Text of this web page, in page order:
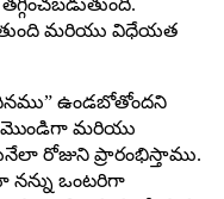
మరియు విధేయత
ఉండబోతోందని
మొండిగా మరియు
రోజుని ప్రారంభిస్తాము.
ఒంటరిగా